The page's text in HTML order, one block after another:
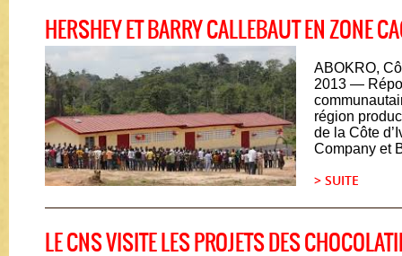
HERSHEY ET BARRY CALLEBAUT EN ZONE
ABOKRO,
2013 ―
région
de la Côte
Company et
> SUITE
LE CNS VISITE LES PROJETS DES